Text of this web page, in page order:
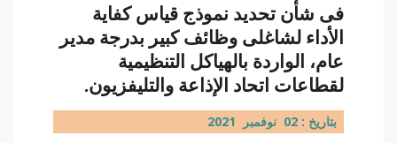
فى شأن تحديد نموذج قياس كفاية
الأداء لشاغلى وظائف كبير بدرجة مدير
عام، الواردة بالهياكل التنظيمية
لقطاعات اتحاد الإذاعة والتليفزيون.
بتاريخ : 02 نوفمبر 2021